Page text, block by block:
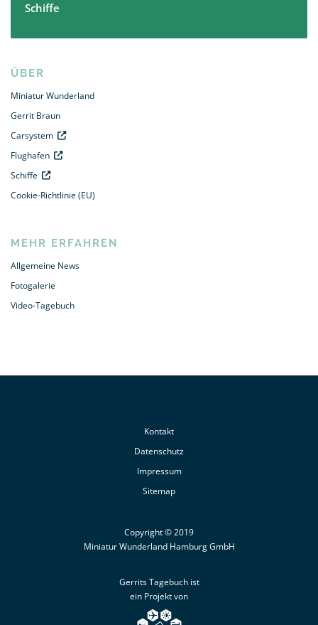
Schiffe
ÜBER
Miniatur Wunderland
Gerrit Braun
Carsystem
Flughafen
Schiffe
Cookie-Richtlinie (EU)
MEHR ERFAHREN
Allgemeine News
Fotogalerie
Video-Tagebuch
Kontakt
Datenschutz
Impressum
Sitemap
Copyright © 2019
Miniatur Wunderland Hamburg GmbH
Gerrits Tagebuch ist
ein Projekt von